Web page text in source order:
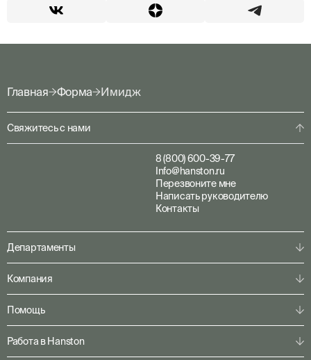
Главная Форма Имидж
Департаменты
Системы безопасности
Компания
Помощь
Работа в Hanston
Свяжитесь с нами
8 (800) 600-39-77
Info@hanston.ru
Перезвоните мне
Написать руководителю
Контакты